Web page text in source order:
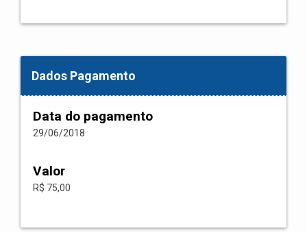
Dados Pagamento
Data do pagamento
29/06/2018
Valor
R$ 75,00